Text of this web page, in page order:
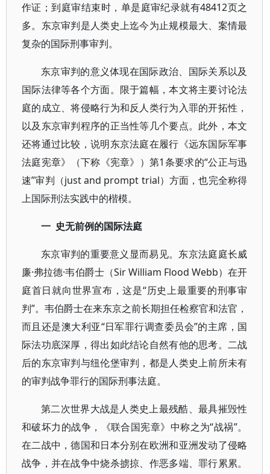
作证；到庭审结束时，单是庭审纪录就有48412页之
多。东京审判是人类史上迄今为止规模最大、案情最
复杂的国际刑事审判。
东京审判的意义体现在国际政治、国际关系以及
国际法律等各个方面。限于篇幅，本文将主要讨论法
庭的成立、将侵略行为和反人类行为入罪的开拓性，
以及东京审判程序的正当性等几个要点。此外，本文
还将通过比较，说明东京法庭在履行《远东国际军事
法庭宪章》（下称《宪章》）第1条要求的“公正与迅
速”审判（just and prompt trial）方面，也完全称得
上国际刑法实践中的楷模。
一 史无前例的国际法庭
东京审判的重要意义显而易见。东京法庭庭长威
廉·弗拉德·韦伯爵士（Sir William Flood Webb）在开
庭首日就向世界宣布，这是“历史上最重要的刑事审
判”。韦伯爵士在来东京之前长期担任检察官和法官，
而且还是澳大利亚“日军罪行调查委员会”的主席，国
际法功底深厚，得出如此结论自然有他的思考。二战
后的东京审判与纽伦堡审判，都是人类史上前所未有
的审判战争罪行的国际刑事法庭。
第二次世界大战是人类史上最残酷、最具摧毁性
和破坏力的战争，《联合国宪章》中称之为“战祸”。
在二战中，德国和日本分别在欧洲和亚洲发动了侵略
战争，并在战争中烧杀掳掠、作恶多端、罪行累累。